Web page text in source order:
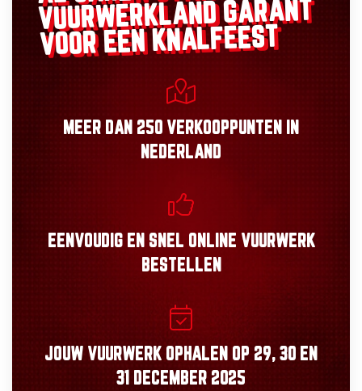
VUURWERKLANDGARANT
VOOR EEN KNALFEEST
MEER DAN 250 VERKOOPPUNTEN
IN
NEDERLAND
EENVOUDIGEN SNEL ONLINE VUURWERK
BESTELLEN
JOUW VUURWERK OPHALEN OP 29, 30 EN
31 DECEMBER 2025